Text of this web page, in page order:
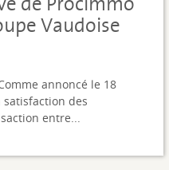
Vaudoise
annoncé le 18
des
entre...